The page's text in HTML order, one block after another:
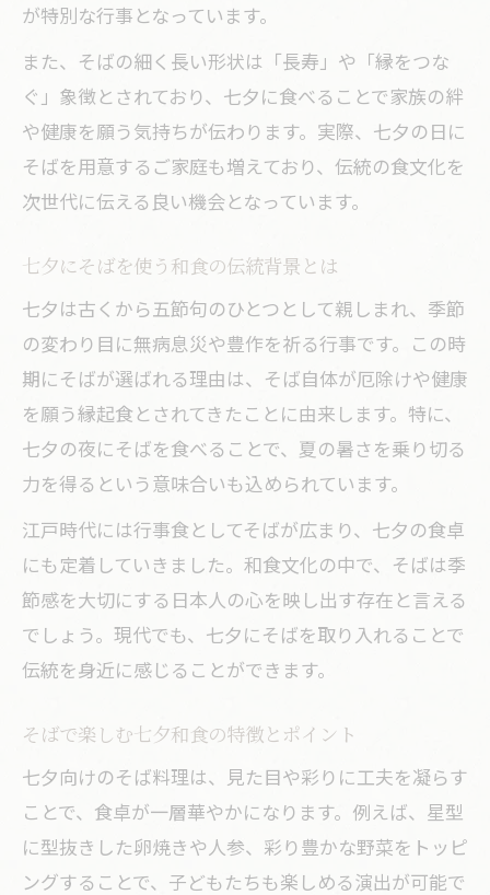
が特別な行事となっています。
また、そばの細く長い形状は「長寿」や「縁をつな
ぐ」象徴とされており、七夕に食べることで家族の絆
や健康を願う気持ちが伝わります。実際、七夕の日に
そばを用意するご家庭も増えており、伝統の食文化を
次世代に伝える良い機会となっています。
七夕にそばを使う和食の伝統背景とは
七夕は古くから五節句のひとつとして親しまれ、季節
の変わり目に無病息災や豊作を祈る行事です。この時
期にそばが選ばれる理由は、そば自体が厄除けや健康
を願う縁起食とされてきたことに由来します。特に、
七夕の夜にそばを食べることで、夏の暑さを乗り切る
力を得るという意味合いも込められています。
江戸時代には行事食としてそばが広まり、七夕の食卓
にも定着していきました。和食文化の中で、そばは季
節感を大切にする日本人の心を映し出す存在と言える
でしょう。現代でも、七夕にそばを取り入れることで
伝統を身近に感じることができます。
そばで楽しむ七夕和食の特徴とポイント
七夕向けのそば料理は、見た目や彩りに工夫を凝らす
ことで、食卓が一層華やかになります。例えば、星型
に型抜きした卵焼きや人参、彩り豊かな野菜をトッピ
ングすることで、子どもたちも楽しめる演出が可能で